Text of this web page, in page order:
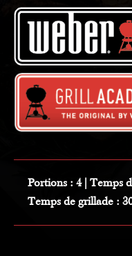
Portions : 4 | Temps
Temps de grillade :